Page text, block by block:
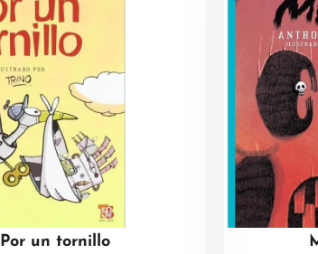
Por un tornillo